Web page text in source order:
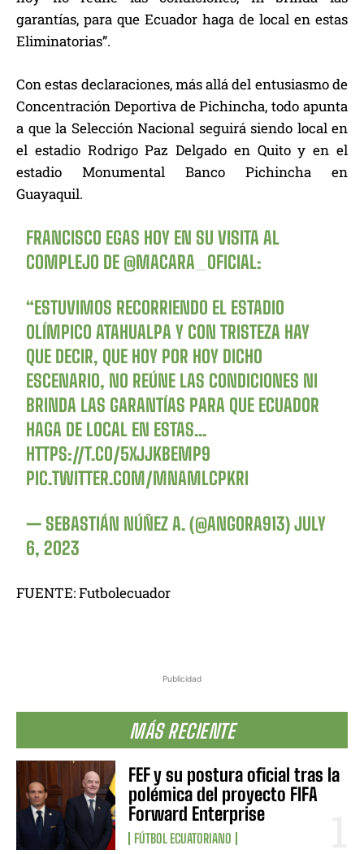
Publicidad
MÁS RECIENTE
FEF y su postura oficial tras la
polémica del proyecto FIFA
Forward Enterprise
FÚTBOL ECUATORIANO
garantías, para que Ecuador haga de local en estas
Eliminatorias”.
Con estas declaraciones, más allá del entusiasmo de
Concentración Deportiva de Pichincha, todo apunta
a que la Selección Nacional seguirá siendo local en
el estadio Rodrigo Paz Delgado en Quito y en el
estadio Monumental Banco Pichincha en
Guayaquil.
FRANCISCO EGAS HOY EN SU VISITA AL
COMPLEJO DE @MACARA_OFICIAL:
“ESTUVIMOS RECORRIENDO EL ESTADIO
OLÍMPICO ATAHUALPA Y CON TRISTEZA HAY
QUE DECIR, QUE HOY POR HOY DICHO
ESCENARIO, NO REÚNE LAS CONDICIONES NI
BRINDA LAS GARANTÍAS PARA QUE ECUADOR
HAGA DE LOCAL EN ESTAS…
HTTPS://T.CO/5XJJKBEMP9
PIC.TWITTER.COM/MNAMLCPKRI
— SEBASTIÁN NÚÑEZ A. (@ANGORA913)JULY
6, 2023
FUENTE: Futbolecuador